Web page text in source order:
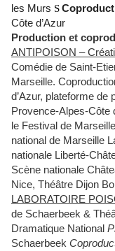
les Murs S
Côte d’Azur
Production et
ANTIPOISON –
Comédie de Saint-
Marseille.
d’Azur, plateforme de
Provence-Alpes-Côte
le Festival de
national de Marseille
nationale Liberté-
Scène nationale
Nice, Théâtre Dijon
LABORATOIRE
de Schaerbeek &
Dramatique National
Schaerbeek